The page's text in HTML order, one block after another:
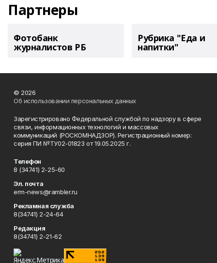
Партнеры
Фотобанк
журналистов РБ
Рубрика "Еда и
напитки"
© 2026
Об использовании персональных данных
Зарегистрировано Федеральной службой по надзору в сфере
связи, информационных технологий и массовых
коммуникаций (РОСКОМНАДЗОР). Регистрационный номер:
серия ПИ №ТУ02-01823 от 19.05.2025 г.
Телефон
8 (34741) 2-25-60
Эл. почта
erm-news@rambler.ru
Рекламная служба
8(34741) 2-24-64
Редакция
8(34741) 2-21-62